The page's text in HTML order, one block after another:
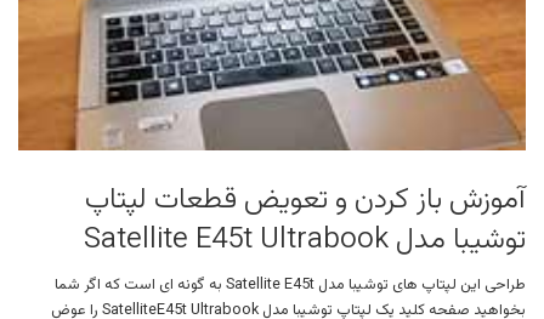
آموزش باز کردن و تعویض قطعات لپتاپ
توشیبا مدل Satellite E45t Ultrabook
طراحی این لپتاپ های توشیبا مدل Satellite E45t به گونه ای است که اگر شما
بخواهید صفحه کلید یک لپتاپ توشیبا مدل SatelliteE45t Ultrabook را عوض